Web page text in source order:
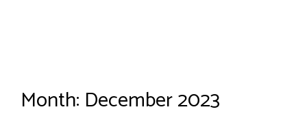
Month: December 2023